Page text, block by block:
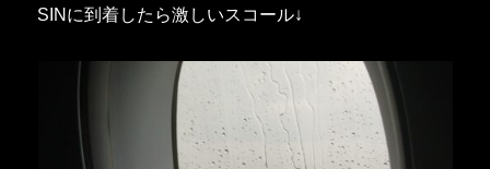
SINに到着したら激しいスコール↓